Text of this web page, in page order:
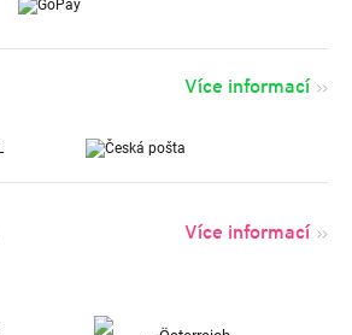
Více informací
Více informací